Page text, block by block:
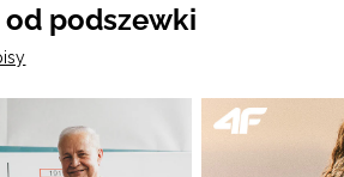
podszewki